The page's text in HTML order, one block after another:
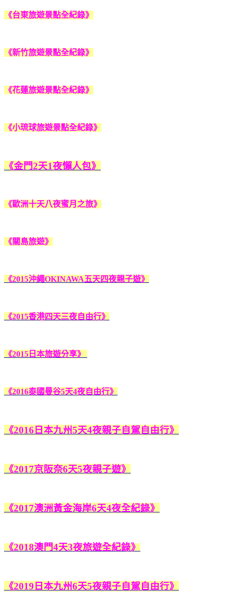
《台東旅遊景點全紀錄》
《新竹旅遊景點全紀錄》
《花蓮旅遊景點全紀錄》
《小琉球旅遊景點全紀錄》
《金門2天1夜懶人包》
《歐洲十天八夜蜜月之旅》
《關島旅遊》
《2015沖繩OKINAWA五天四夜親子遊》
《2015香港四天三夜自由行》
《2015日本旅遊分享》
《2016泰國曼谷5天4夜自由行》
《2016日本九州5天4夜親子自駕自由行》
《2017京阪奈6天5夜親子遊》
《2017澳洲黃金海岸6天4夜全紀錄》
《2018澳門4天3夜旅遊全紀錄》
《2019日本九州6天5夜親子自駕自由行》